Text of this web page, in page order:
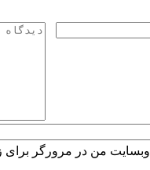
وبسایت من در مرورگر